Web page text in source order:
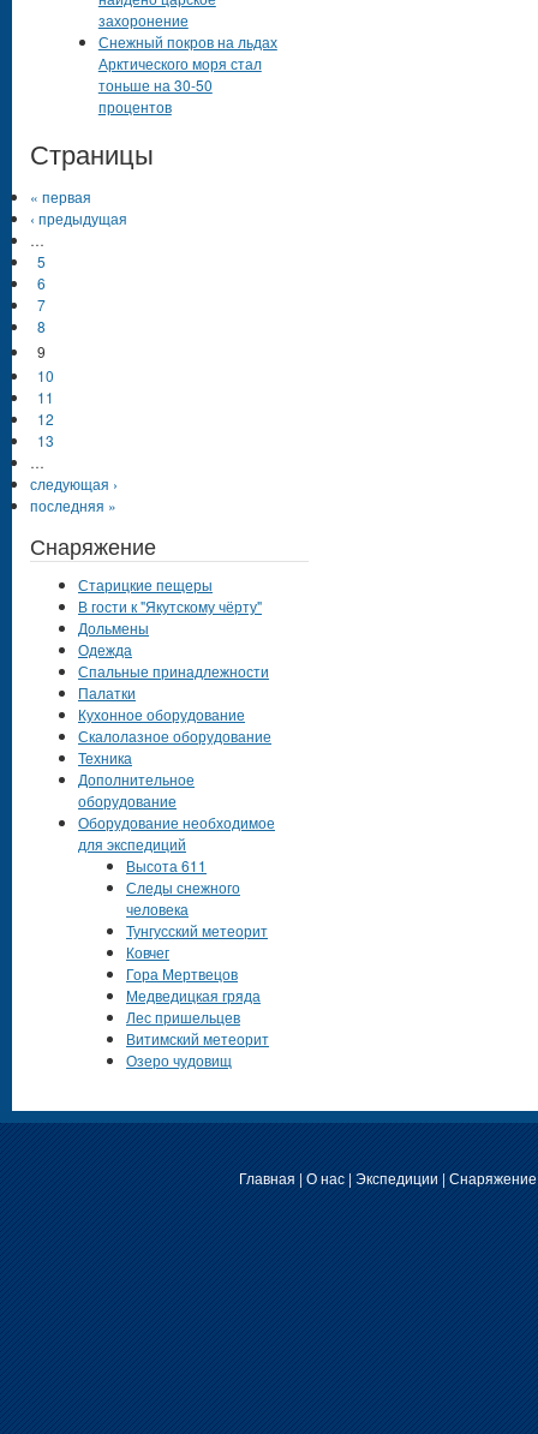
захоронение
Снежный покров на льдах
Арктического моря стал
тоньше на 30-50
процентов
Страницы
« первая
‹ предыдущая
…
5
6
7
8
9
10
11
12
13
…
следующая ›
последняя »
Снаряжение
Старицкие пещеры
В гости к "Якутскому чёрту"
Дольмены
Одежда
Спальные принадлежности
Палатки
Кухонное оборудование
Скалолазное оборудование
Техника
Дополнительное
оборудование
Оборудование необходимое
для экспедиций
Высота 611
Следы снежного
человека
Тунгусский метеорит
Ковчег
Гора Мертвецов
Медведицкая гряда
Лес пришельцев
Витимский метеорит
Озеро чудовищ
Главная | О нас| Экспедиции | Снаряжение